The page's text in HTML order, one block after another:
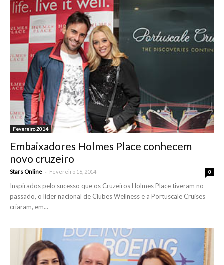
Fevereiro 2014
Embaixadores Holmes Place conhecem
novo cruzeiro
Stars Online - Fevereiro 16, 2014 0
Inspirados pelo sucesso que os Cruzeiros Holmes Place tiveram no
passado, o líder nacional de Clubes Wellness e a Portuscale Cruises
criaram, em...